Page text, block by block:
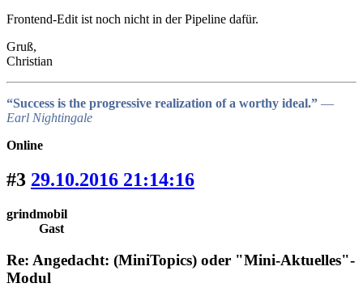
Frontend-Edit ist noch nicht in der Pipeline dafür.
Gruß,
Christian
“Success is the progressive realization of a worthy ideal.” ―
Earl Nightingale
Online
#3 29.10.2016 21:14:16
grindmobil
Gast
Re: Angedacht: (MiniTopics) oder "Mini-Aktuelles"-
Modul